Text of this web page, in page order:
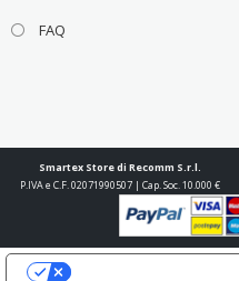
FAQ
Smartex Store di Recomm S.r.l.
P.IVA e C.F. 02071990507 | Cap. Soc. 10.000 €